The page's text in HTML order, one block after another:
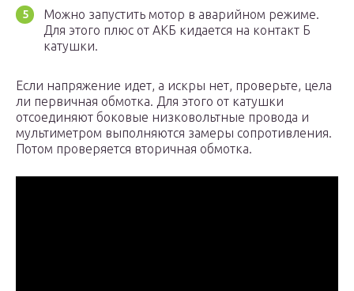
Можно запустить мотор в аварийном режиме.
Для этого плюс от АКБ кидается на контакт Б
катушки.
Если напряжение идет, а искры нет, проверьте, цела
ли первичная обмотка. Для этого от катушки
отсоединяют боковые низковольтные провода и
мультиметром выполняются замеры сопротивления.
Потом проверяется вторичная обмотка.